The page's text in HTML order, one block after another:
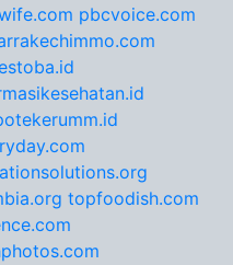
pbcvoice.com
topfoodish.com